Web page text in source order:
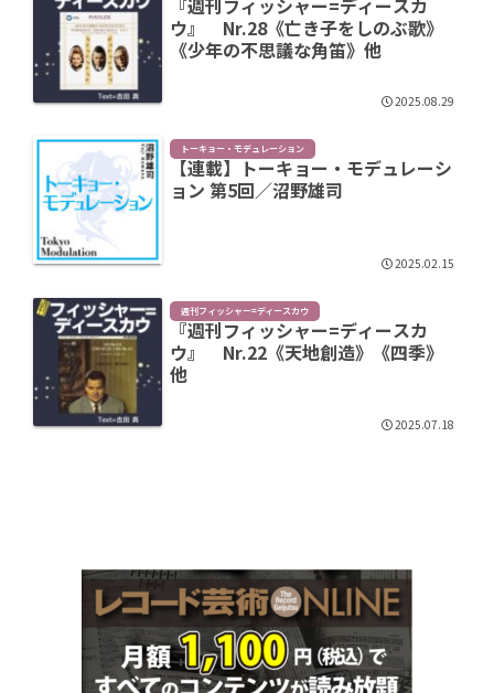
『週刊フィッシャー=ディースカ
ウ』 Nr.28《亡き子をしのぶ歌》
《少年の不思議な角笛》他
2025.08.29
トーキョー・モデュレーション
【連載】トーキョー・モデュレーシ
ョン 第5回／沼野雄司
2025.02.15
週刊フィッシャー=ディースカウ
『週刊フィッシャー=ディースカ
ウ』 Nr.22《天地創造》《四季》
他
2025.07.18